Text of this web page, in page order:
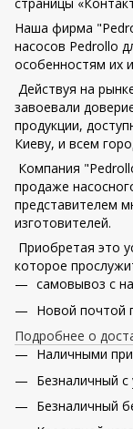
страницы
Наша фирма
насосов Pedrollo
особенностям их
Действуя на
завоевали
продукции,
Киеву, и всем
Компания
продаже
представителем
изготовителей.
Приобретая это
которое
самовывоз с
Новой почтой
Подробнее о
Наличными
Безналичный
Безналичный